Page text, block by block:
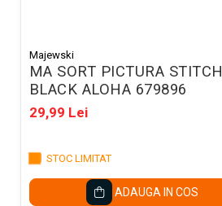
Majewski
MA SORT PICTURA STITCH
BLACK ALOHA 679896
29,99 Lei
STOC LIMITAT
ADAUGA IN COS